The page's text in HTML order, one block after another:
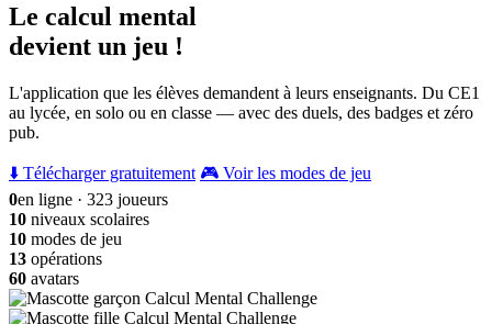
Le calcul mental
devient un jeu !
L'application que les élèves demandent à leurs enseignants. Du CE1
au lycée, en solo ou en classe — avec des duels, des badges et zéro
pub.
⬇️ Télécharger gratuitement 🎮 Voir les modes de jeu
0en ligne · 323 joueurs
10 niveaux scolaires
10 modes de jeu
13 opérations
60 avatars